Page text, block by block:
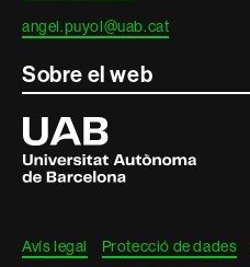
angel.puyol@uab.cat
Sobre el web
Universitat
Autònoma
de
Barcelona
Avís legal Protecció de dades